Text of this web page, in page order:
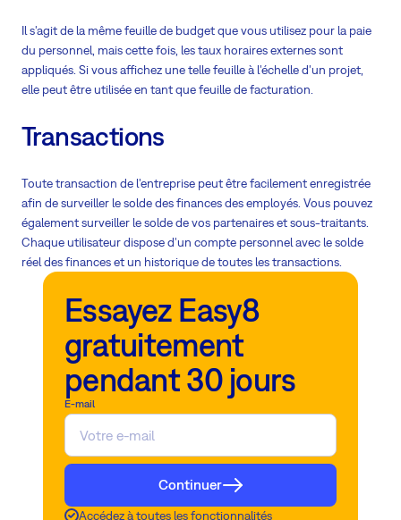
Il s'agit de la même feuille de budget que vous utilisez pour la paie
du personnel, mais cette fois, les taux horaires externes sont
appliqués. Si vous affichez une telle feuille à l'échelle d'un projet,
elle peut être utilisée en tant que feuille de facturation.
Transactions
Toute transaction de l'entreprise peut être facilement enregistrée
afin de surveiller le solde des finances des employés. Vous pouvez
également surveiller le solde de vos partenaires et sous-traitants.
Chaque utilisateur dispose d'un compte personnel avec le solde
réel des finances et un historique de toutes les transactions.
Essayez Easy8
gratuitement
pendant 30 jours
E-mail
Continuer
Accédez à toutes les fonctionnalités